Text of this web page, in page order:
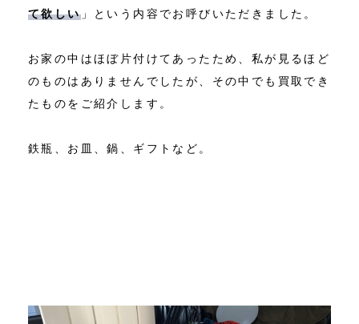
て欲しい」という内容でお呼びいただきました。
お家の中はほぼ片付けてあったため、私が見るほど
のものはありませんでしたが、その中でも買取でき
たものをご紹介します。
鉄瓶、お皿、鍋、ギフトなど。